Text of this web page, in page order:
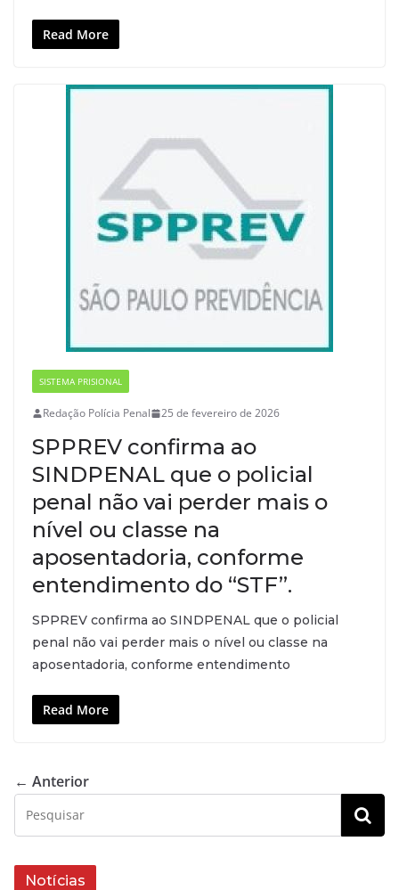
Read More
SISTEMA PRISIONAL
Redação Polícia Penal 25 de fevereiro de 2026
SPPREV confirma ao
SINDPENAL que o policial
penal não vai perder mais o
nível ou classe na
aposentadoria, conforme
entendimento do “STF”.
SPPREV confirma ao SINDPENAL que o policial
penal não vai perder mais o nível ou classe na
aposentadoria, conforme entendimento
Read More
← Anterior
Notícias